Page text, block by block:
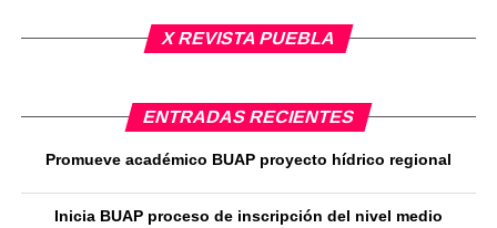
X REVISTA PUEBLA
ENTRADAS RECIENTES
Promueve académico BUAP proyecto hídrico regional
Inicia BUAP proceso de inscripción del nivel medio